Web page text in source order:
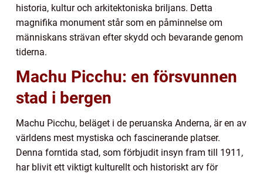
historia, kultur och arkitektoniska briljans. Detta
magnifika monument står som en påminnelse om
människans strävan efter skydd och bevarande genom
tiderna.
Machu Picchu: en försvunnen
stad i bergen
Machu Picchu, beläget i de peruanska Anderna, är en av
världens mest mystiska och fascinerande platser.
Denna forntida stad, som förbjudit insyn fram till 1911,
har blivit ett viktigt kulturellt och historiskt arv för